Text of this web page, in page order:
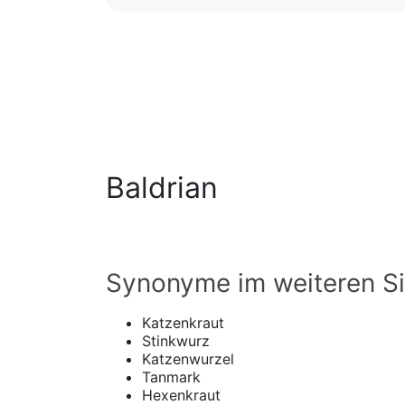
Baldrian
Synonyme im weiteren
Katzenkraut
Stinkwurz
Katzenwurzel
Tanmark
Hexenkraut